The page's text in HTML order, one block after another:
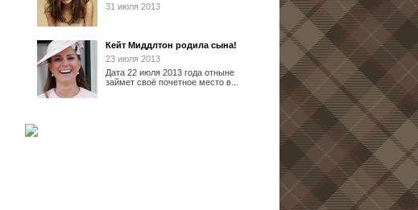
31 июля 2013
Кейт Миддлтон родила сына!
23 июля 2013
Дата 22 июля 2013 года отныне
займет своё почетное место в...